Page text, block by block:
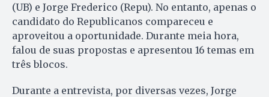
(UB) e Jorge Frederico (Repu). No entanto, apenas o
candidato do Republicanos compareceu e
aproveitou a oportunidade. Durante meia hora,
falou de suas propostas e apresentou 16 temas em
três blocos.
Durante a entrevista, por diversas vezes, Jorge